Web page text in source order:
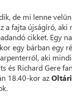
de mi lenne
a fajta újságíró,
cikket. Egy
egy bárban egy
aki
és Richard Gere
18.40-kor az